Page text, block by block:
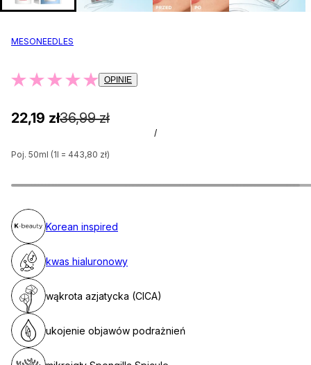
MESONEEDLES
OPINIE
22,19 zł36,99 zł
/
Poj. 50ml (1l = 443,80 zł)
wąkrota azjatycka (CICA)
ukojenie objawów podrażnień
Korean inspired
kwas hialuronowy